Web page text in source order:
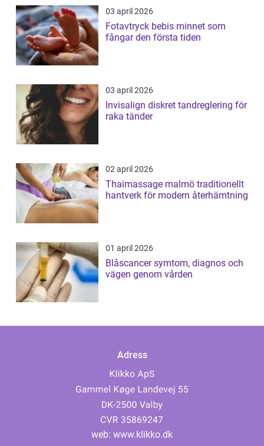
03 april 2026
Fotavtryck bebis minnet som
fångar den första tiden
03 april 2026
Invisalign diskret tandreglering för
raka tänder
02 april 2026
Thaimassage malmö traditionellt
hantverk för modern återhämtning
01 april 2026
Blåscancer symtom, diagnos och
vägen genom vården
Adress
web: www.klikko.dk